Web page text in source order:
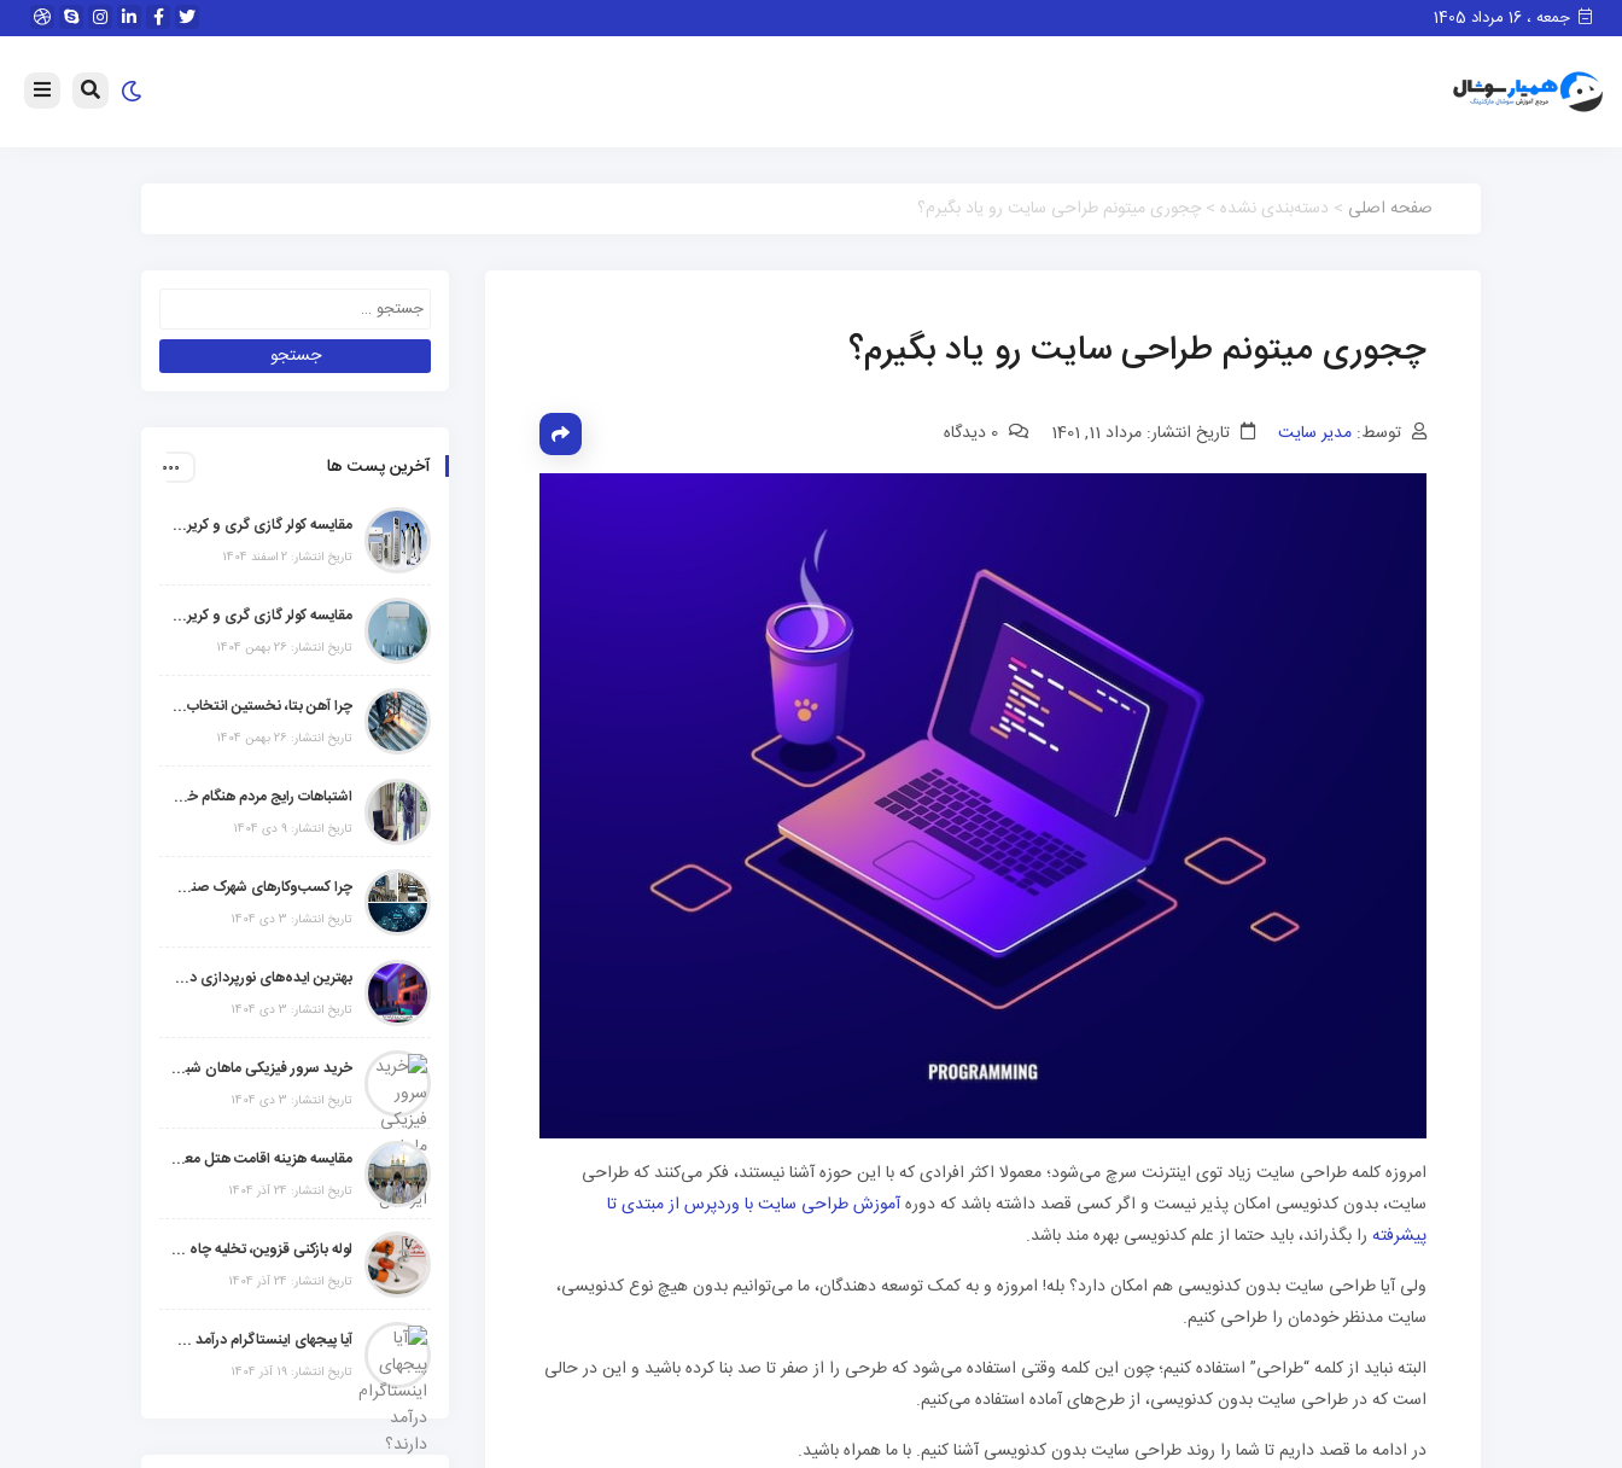
جمعه ، 16 مرداد 1405
صفحه اصلی > دسته‌بندی نشده > چجوری میتونم طراحی سایت رو یاد بگیرم؟
چجوری میتونم طراحی سایت رو یاد بگیرم؟
توسط: مدیر سایت تاریخ انتشار: مرداد 11, 1401
امروزه کلمه طراحی سایت زیاد توی اینترنت سرچ می‌شود؛ معمولا اکثر افرادی که با این حوزه آشنا نیستند، فکر می‌کنند که طراحی
سایت، بدون کدنویسی امکان پذیر نیست و اگر کسی قصد داشته باشد که دورهآموزش طراحی سایت با وردپرس از مبتدی تا
پیشرفته را بگذراند، باید حتما از علم کدنویسی بهره مند باشد.
ولی آیا طراحی سایت بدون کدنویسی هم امکان دارد؟ بله! امروزه و به کمک توسعه دهندگان، ما می‌توانیم بدون هیچ نوع کدنویسی،
سایت مدنظر خودمان را طراحی کنیم.
البته نباید از کلمه “طراحی” استفاده کنیم؛ چون این کلمه وقتی استفاده می‌شود که طرحی را از صفر تا صد بنا کرده باشید و این در حالی
است که در طراحی سایت بدون کدنویسی، از طرح‌های آماده استفاده می‌کنیم.
در ادامه ما قصد داریم تا شما را روند طراحی سایت بدون کدنویسی آشنا کنیم. با ما همراه باشید.
آخرین پست ها
مقایسه کولر گازی گری و کریر و ال جی و جنرال گلد و هایسنس و مدیا و اجنرال
تاریخ انتشار: 2 اسفند 1404
مقایسه کولر گازی گری و کریر و ال جی و جنرال گلد و جنرال شکار و سامسونگ و یونیوا
تاریخ انتشار: 26 بهمن 1404
چرا آهن بتا، نخستین انتخاب برای گل میخ عرشه فولادی در ایران است؟
تاریخ انتشار: 26 بهمن 1404
اشتباهات رایج مردم هنگام خرید دزدگیر منزل
تاریخ انتشار: 9 دی 1404
چرا کسب‌وکارهای شهرک صنعتی چهاردانگه فوراً به طراحی سایت نیاز دارند؟
تاریخ انتشار: 3 دی 1404
بهترین ایده‌های نورپردازی دکوراتیو با ال ای دی برای منزل، فروشگاه و دفتر کار
تاریخ انتشار: 3 دی 1404
خرید سرور فیزیکی ماهان شبکه ایرانیان
تاریخ انتشار: 3 دی 1404
مقایسه هزینه اقامت هتل معمولی، میان‌رده یا 5 ستاره در سفر زیارتی عراق
تاریخ انتشار: 24 آذر 1404
لوله بازکنی قزوین، تخلیه چاه و خدمات تخصصی لوله‌کشی و تشخیص ترکیدگی
تاریخ انتشار: 24 آذر 1404
آیا پیجهای اینستاگرام درآمد دارند؟ راز موفقیت با استراتژی هوشمندانه
تاریخ انتشار: 19 آذر 1404